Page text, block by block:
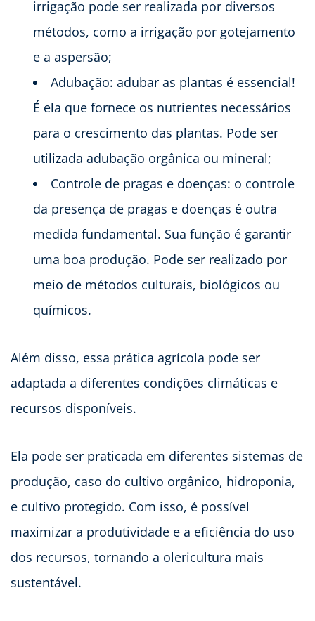
irrigação pode ser realizada por diversos
métodos, como a irrigação por gotejamento
e a aspersão;
Adubação: adubar as plantas é essencial!
É ela que fornece os nutrientes necessários
para o crescimento das plantas. Pode ser
utilizada adubação orgânica ou mineral;
Controle de pragas e doenças: o controle
da presença de pragas e doenças é outra
medida fundamental. Sua função é garantir
uma boa produção. Pode ser realizado por
meio de métodos culturais, biológicos ou
químicos.
Além disso, essa prática agrícola pode ser
adaptada a diferentes condições climáticas e
recursos disponíveis.
Ela pode ser praticada em diferentes sistemas de
produção, caso do cultivo orgânico, hidroponia,
e cultivo protegido. Com isso, é possível
maximizar a produtividade e a eficiência do uso
dos recursos, tornando a olericultura mais
sustentável.